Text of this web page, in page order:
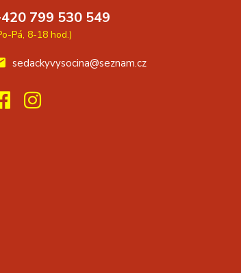
799 530 549
Pá, 8-18 hod.)
sedackyvysocina@seznam.cz